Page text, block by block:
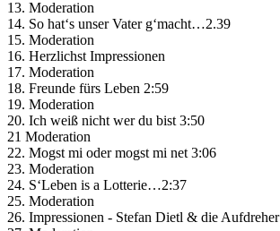
13. Moderation
14. So hat‘s unser Vater g‘macht…2.39
15. Moderation
16. Herzlichst Impressionen
17. Moderation
18. Freunde fürs Leben 2:59
19. Moderation
20. Ich weiß nicht wer du bist 3:50
21 Moderation
22. Mogst mi oder mogst mi net 3:06
23. Moderation
24. S‘Leben is a Lotterie…2:37
25. Moderation
26. Impressionen - Stefan Dietl & die Aufdreher